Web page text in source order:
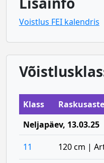
Voistlus FEI kalendris
Klass Raskusaste
Neljapäev, 13.03.25
11 120 cm |